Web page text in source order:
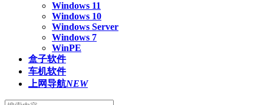
Windows 11
Windows 10
Windows Server
Windows 7
WinPE
盒子软件
车机软件
上网导航NEW